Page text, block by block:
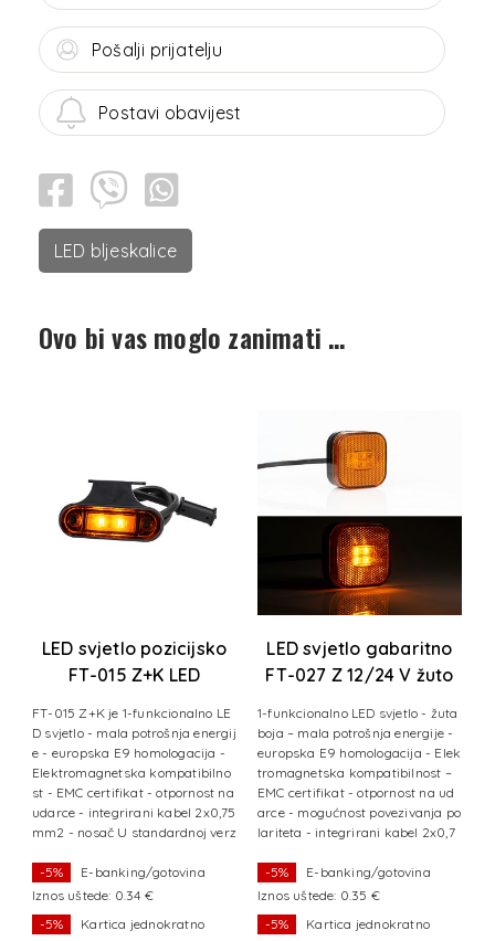
Pošalji prijatelju
Postavi obavijest
LED bljeskalice
Ovo bi vas moglo zanimati …
LED svjetlo pozicijsko
FT-015 Z+K LED
nosač+kabel
FT-015 Z+K je 1-funkcionalno LE
D svjetlo - mala potrošnja energij
e - europska E9 homologacija -
Elektromagnetska kompatibilno
st - EMC certifikat - otpornost na
udarce - integrirani kabel 2x0,75
mm2 - nosač U standardnoj verz
-5%
E-banking/gotovina
Iznos uštede: 0.34 €
-5%
Kartica jednokratno
LED svjetlo gabaritno
FT-027 Z 12/24 V žuto
1-funkcionalno LED svjetlo - žuta
boja – mala potrošnja energije -
europska E9 homologacija - Elek
tromagnetska kompatibilnost –
EMC certifikat - otpornost na ud
arce - mogućnost povezivanja po
lariteta - integrirani kabel 2x0,7
-5%
E-banking/gotovina
Iznos uštede: 0.35 €
-5%
Kartica jednokratno